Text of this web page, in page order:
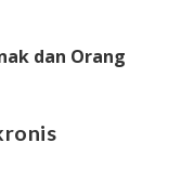
dan Orang